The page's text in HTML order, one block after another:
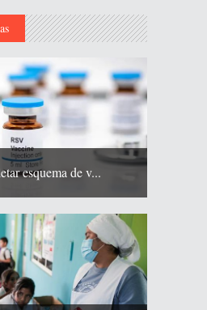
esquema de v...